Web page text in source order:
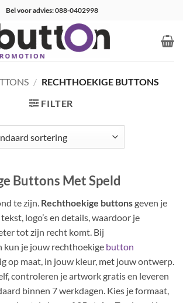
Bel voor advies: 088-0402998
/ RECHTHOEKIGE BUTTONS
FILTER
Buttons Met Speld
te zijn. Rechthoekige buttonsgeven je
logo’s en details, waardoor je
tot zijn recht komt. Bij
je jouw rechthoekige button
op maat, in jouw kleur, met jouw ontwerp.
controleren je artwork gratis en leveren
binnen 7 werkdagen. Kies je formaat,